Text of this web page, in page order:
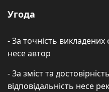
Угода
- За точність викладених
несе автор
- За зміст та
відповідальність несе